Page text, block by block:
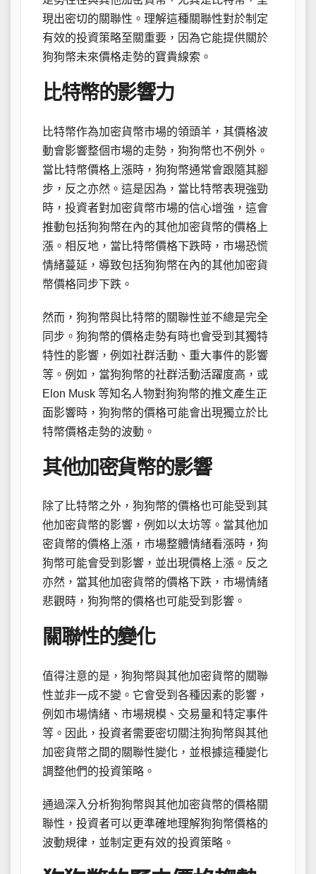
現出密切的關聯性。理解這種關聯性對於制定
有效的投資策略至關重要，因為它能提供關於
狗狗幣未來價格走勢的寶貴線索。
比特幣的影響力
比特幣作為加密貨幣市場的領頭羊，其價格波
動會影響整個市場的走勢，狗狗幣也不例外。
當比特幣價格上漲時，狗狗幣通常會跟隨其腳
步，反之亦然。這是因為，當比特幣表現強勁
時，投資者對加密貨幣市場的信心增強，這會
推動包括狗狗幣在內的其他加密貨幣的價格上
漲。相反地，當比特幣價格下跌時，市場恐慌
情緒蔓延，導致包括狗狗幣在內的其他加密貨
幣價格同步下跌。
然而，狗狗幣與比特幣的關聯性並不總是完全
同步。狗狗幣的價格走勢有時也會受到其獨特
特性的影響，例如社群活動、重大事件的影響
等。例如，當狗狗幣的社群活動活躍度高，或
Elon Musk 等知名人物對狗狗幣的推文產生正
面影響時，狗狗幣的價格可能會出現獨立於比
特幣價格走勢的波動。
其他加密貨幣的影響
除了比特幣之外，狗狗幣的價格也可能受到其
他加密貨幣的影響，例如以太坊等。當其他加
密貨幣的價格上漲，市場整體情緒看漲時，狗
狗幣可能會受到影響，並出現價格上漲。反之
亦然，當其他加密貨幣的價格下跌，市場情緒
悲觀時，狗狗幣的價格也可能受到影響。
關聯性的變化
值得注意的是，狗狗幣與其他加密貨幣的關聯
性並非一成不變。它會受到各種因素的影響，
例如市場情緒、市場規模、交易量和特定事件
等。因此，投資者需要密切關注狗狗幣與其他
加密貨幣之間的關聯性變化，並根據這種變化
調整他們的投資策略。
通過深入分析狗狗幣與其他加密貨幣的價格關
聯性，投資者可以更準確地理解狗狗幣價格的
波動規律，並制定更有效的投資策略。